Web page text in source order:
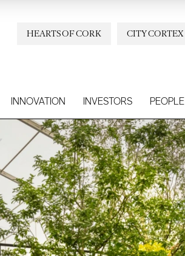
CITY CORTEX
HEARTS OF CORK
INNOVATION INVESTORS PEOPLE